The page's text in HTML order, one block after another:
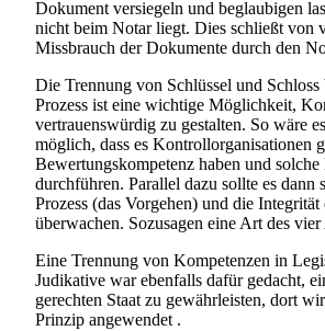
Dokument versiegeln und beglaubigen
nicht beim Notar liegt. Dies schließt von
Missbrauch der Dokumente durch den
Die Trennung von Schlüssel und
Prozess ist eine wichtige Möglichkeit,
vertrauenswürdig zu gestalten. So wäre
möglich, dass es Kontrollorganisationen
Bewertungskompetenz haben und
durchführen. Parallel dazu sollte es dann
Prozess (das Vorgehen) und die
überwachen. Sozusagen eine Art des
Eine Trennung von Kompetenzen in
Judikative war ebenfalls dafür gedacht,
gerechten Staat zu gewährleisten, dort
Prinzip angewendet .